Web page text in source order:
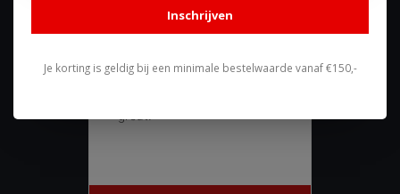
Reviews
Inschrijven
Je korting is geldig bij een minimale bestelwaarde vanaf €150,-